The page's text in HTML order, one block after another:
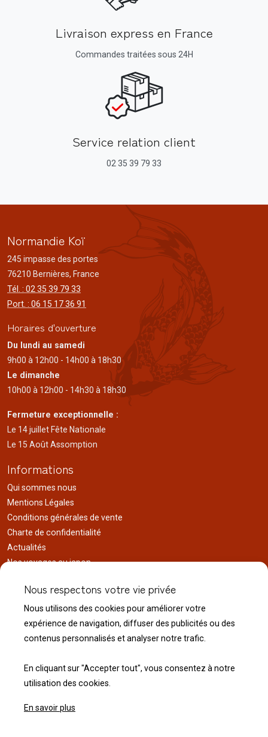
Livraison express en France
Commandes traitées sous 24H
Service relation client
02 35 39 79 33
Normandie Koï
245 impasse des portes
76210 Bernières, France
Tél. : 02 35 39 79 33
Port. : 06 15 17 36 91
Horaires d'ouverture
Du lundi au samedi
9h00 à 12h00 - 14h00 à 18h30
Le dimanche
10h00 à 12h00 - 14h30 à 18h30
Fermeture exceptionnelle :
Le 14 juillet Fête Nationale
Le 15 Août Assomption
Informations
Qui sommes nous
Mentions Légales
Conditions générales de vente
Charte de confidentialité
Actualités
Nos voyages au japon
Liens utiles
Service client
Nous contacter
Modalité de retour
Nous respectons votre vie privée
Nous utilisons des cookies pour améliorer votre
expérience de navigation, diffuser des publicités ou des
contenus personnalisés et analyser notre trafic.
En cliquant sur "Accepter tout", vous consentez à notre
utilisation des cookies.
En savoir plus